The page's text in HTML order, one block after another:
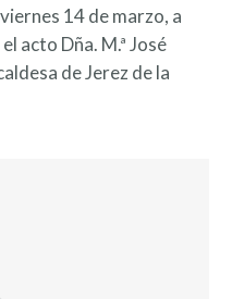
14 de marzo, a
acto Dña. M.ª José
de Jerez de la